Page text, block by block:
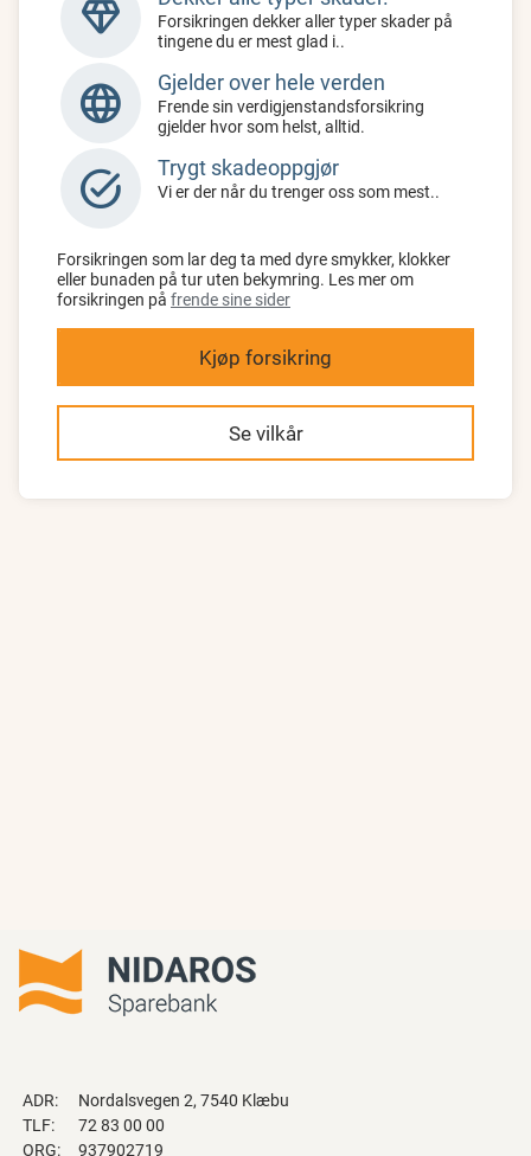
diamond
Forsikringen dekker aller typer skader på
tingene du er mest glad i..
language Gjelder over hele verden
Frende sin verdigjenstandsforsikring
gjelder hvor som helst, alltid.
task_alt Trygt skadeoppgjør
Vi er der når du trenger oss som mest..
Forsikringen som lar deg ta med dyre smykker, klokker
eller bunaden på tur uten bekymring. Les mer om
forsikringen på frende sine sider
Kjøp forsikring
Se vilkår
ADR:
Nordalsvegen 2, 7540 Klæbu
TLF:
72 83 00 00
ORG:
937902719